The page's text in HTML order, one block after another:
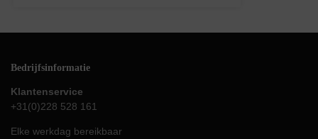
Bedrijfsinformatie
Klantenservice
+31(0)228 528 161
Elke werkdag bereikbaar